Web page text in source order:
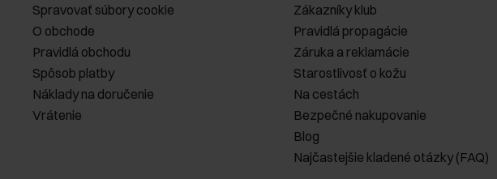
Spravovať súbory cookie
O obchode
Pravidlá obchodu
Spôsob platby
Náklady na doručenie
Vrátenie
Zákazníky klub
Pravidlá propagácie
Záruka a reklamácie
Starostlivosť o kožu
Na cestách
Bezpečné nakupovanie
Blog
Najčastejšie kladené otázky (FAQ)